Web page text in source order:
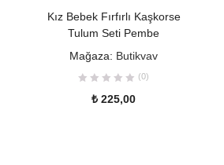
Kız Bebek Fırfırlı Kaşkorse
Tulum Seti Pembe
Mağaza: Butikvav
(0)
₺ 225,00